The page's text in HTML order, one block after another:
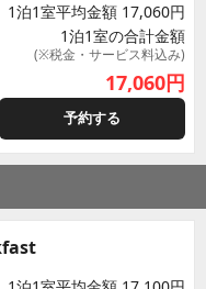
1泊1室平均金額 17,060円
1泊1室の合計金額
(※税金・サービス料込み)
17,060円
予約する